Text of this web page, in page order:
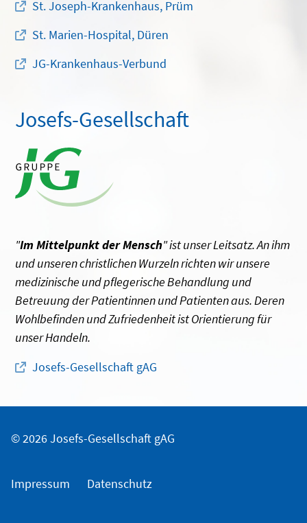
St. Joseph-Krankenhaus, Prüm
St. Marien-Hospital, Düren
JG-Krankenhaus-Verbund
Josefs-Gesellschaft
"Im Mittelpunkt der Mensch" ist unser Leitsatz. An ihm
und unseren christlichen Wurzeln richten wir unsere
medizinische und pflegerische Behandlung und
Betreuung der Patientinnen und Patienten aus. Deren
Wohlbefinden und Zufriedenheit ist Orientierung für
unser Handeln.
Josefs-Gesellschaft gAG
Impressum Datenschutz
© 2026 Josefs-Gesellschaft gAG